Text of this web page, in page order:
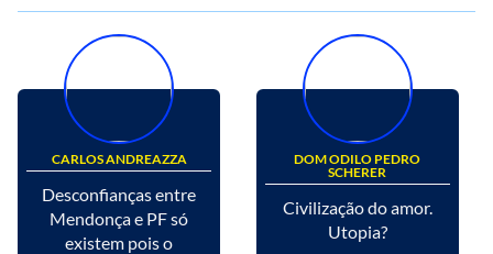
CARLOS ANDREAZZA
Desconfianças entre
Mendonça e PF só
existem pois o
DOM ODILO PEDRO
SCHERER
Civilização do amor.
Utopia?